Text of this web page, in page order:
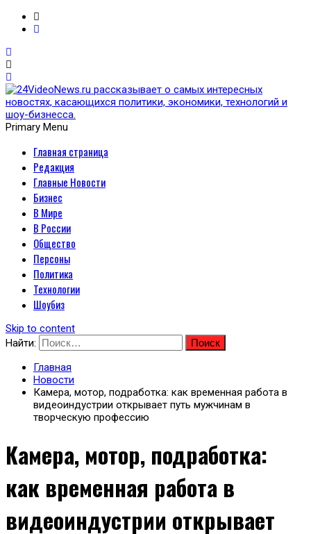
24VideoNews.ru
рассказывает о самых
интересных новостях,
касающихся политики,
экономики, технологий и
шоу-бизнесса.
Primary Menu
Главная страница
Редакция
Главные Новости
Бизнес
В Мире
В России
Общество
Персоны
Политика
Технологии
Шоубиз
Skip to content
Найти:
Главная
Новости
Камера, мотор, подработка: как временная работа в
видеоиндустрии открывает путь мужчинам в
творческую профессию
Камера, мотор, подработка:
как временная работа в
видеоиндустрии открывает